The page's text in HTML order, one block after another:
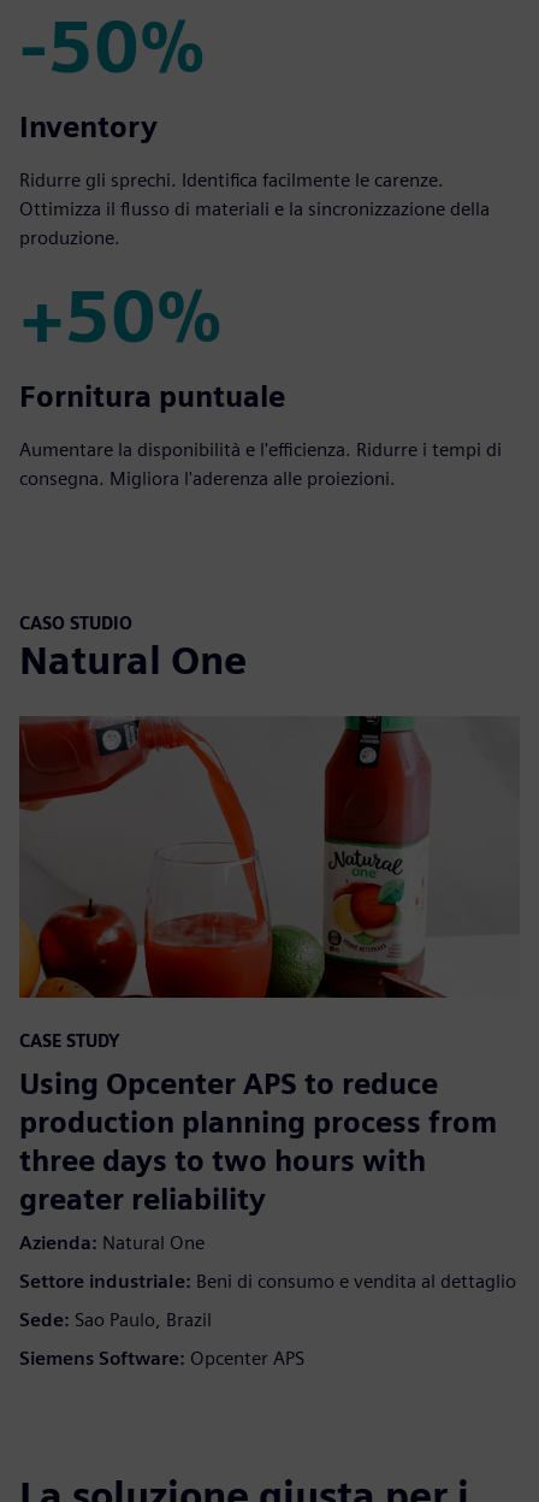
-50%
-50%
Inventory
Ridurre gli sprechi. Identifica facilmente le carenze.
Ottimizza il flusso di materiali e la sincronizzazione della
produzione.
+50%
+50%
Fornitura puntuale
Aumentare la disponibilità e l'efficienza. Ridurre i tempi di
consegna. Migliora l'aderenza alle proiezioni.
CASO STUDIO
Natural One
CASE STUDY
Using Opcenter APS to reduce
production planning process from
three days to two hours with
greater reliability
Azienda: Natural One
Settore industriale: Beni di consumo e vendita al dettaglio
Sede: Sao Paulo, Brazil
Siemens Software: Opcenter APS